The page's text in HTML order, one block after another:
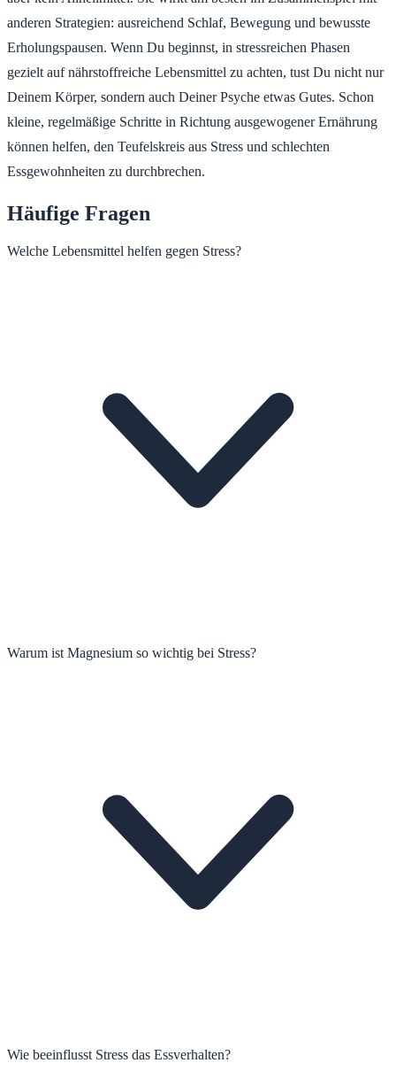
anderen Strategien: ausreichend Schlaf, Bewegung und bewusste
Erholungspausen. Wenn Du beginnst, in stressreichen Phasen
gezielt auf nährstoffreiche Lebensmittel zu achten, tust Du nicht nur
Deinem Körper, sondern auch Deiner Psyche etwas Gutes. Schon
kleine, regelmäßige Schritte in Richtung ausgewogener Ernährung
können helfen, den Teufelskreis aus Stress und schlechten
Essgewohnheiten zu durchbrechen.
Häufige Fragen
Welche Lebensmittel helfen gegen Stress?
Warum ist Magnesium so wichtig bei Stress?
Wie beeinflusst Stress das Essverhalten?